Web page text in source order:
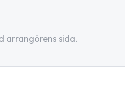
arrangörens sida.